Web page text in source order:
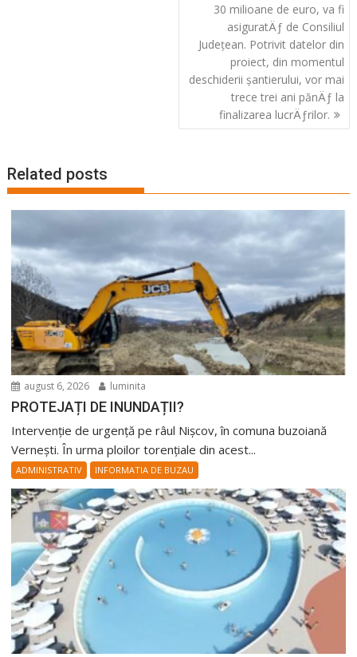
30 milioane de euro, va fi
asiguratÄƒ de Consiliul
Județean. Potrivit datelor din
proiect, din momentul
deschiderii șantierului, vor mai
trece trei ani pănÄƒ la
finalizarea lucrÄƒrilor.
Related posts
august 6, 2026 luminita
PROTEJAȚI DE INUNDAȚII?
Intervenție de urgență pe râul Nișcov, în comuna buzoiană
Vernești. În urma ploilor torențiale din acest...
ADMINISTRATIV INFORMATIA DE BUZAU